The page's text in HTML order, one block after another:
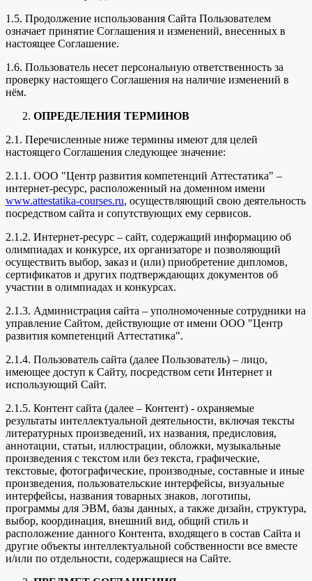
1.5. Продолжение использования Сайта Пользователем
означает принятие Соглашения и изменений, внесенных в
настоящее Соглашение.
1.6. Пользователь несет персональную ответственность за
проверку настоящего Соглашения на наличие изменений в
нём.
ОПРЕДЕЛЕНИЯ ТЕРМИНОВ
2.1. Перечисленные ниже термины имеют для целей
настоящего Соглашения следующее значение:
2.1.1. ООО "Центр развития компетенций Аттестатика" –
интернет-ресурс, расположенный на доменном имени
www.attestatika-courses.ru, осуществляющий свою деятельность
посредством сайта и сопутствующих ему сервисов.
2.1.2. Интернет-ресурс – сайт, содержащий информацию об
олимпиадах и конкурсе, их организаторе и позволяющий
осуществить выбор, заказ и (или) приобретение дипломов,
сертификатов и других подтверждающих документов об
участии в олимпиадах и конкурсах.
2.1.3. Администрация сайта – уполномоченные сотрудники на
управление Сайтом, действующие от имени ООО "Центр
развития компетенций Аттестатика".
2.1.4. Пользователь сайта (далее Пользователь) – лицо,
имеющее доступ к Сайту, посредством сети Интернет и
использующий Сайт.
2.1.5. Контент сайта (далее – Контент) - охраняемые
результаты интеллектуальной деятельности, включая тексты
литературных произведений, их названия, предисловия,
аннотации, статьи, иллюстрации, обложки, музыкальные
произведения с текстом или без текста, графические,
текстовые, фотографические, производные, составные и иные
произведения, пользовательские интерфейсы, визуальные
интерфейсы, названия товарных знаков, логотипы,
программы для ЭВМ, базы данных, а также дизайн, структура,
выбор, координация, внешний вид, общий стиль и
расположение данного Контента, входящего в состав Сайта и
другие объекты интеллектуальной собственности все вместе
и/или по отдельности, содержащиеся на Сайте.